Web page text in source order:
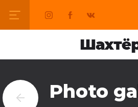
Photo